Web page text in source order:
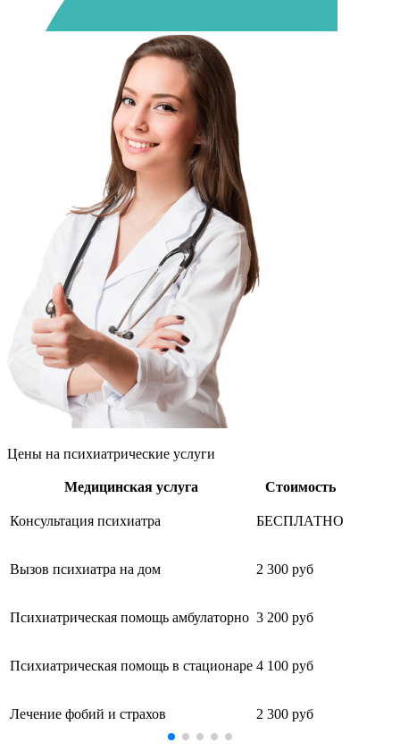
Цены на психиатрические услуги
Медицинская услуга Стоимость
Консультация психиатра БЕСПЛАТНО
Вызов психиатра на дом 2 300 руб
Психиатрическая помощь амбулаторно 3 200 руб
Психиатрическая помощь в стационаре 4 100 руб
Лечение фобий и страхов 2 300 руб